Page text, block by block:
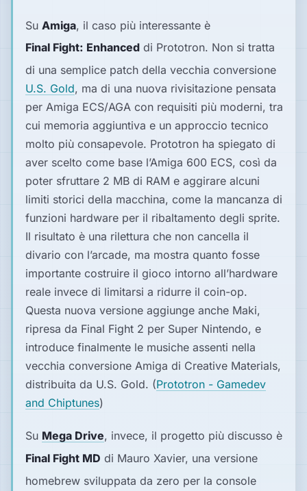
Su Amiga, il caso più interessante è
Final Fight: Enhanced di Prototron. Non si tratta
di una semplice patch della vecchia conversione
U.S. Gold, ma di una nuova rivisitazione pensata
per Amiga ECS/AGA con requisiti più moderni, tra
cui memoria aggiuntiva e un approccio tecnico
molto più consapevole. Prototron ha spiegato di
aver scelto come base l’Amiga 600 ECS, così da
poter sfruttare 2 MB di RAM e aggirare alcuni
limiti storici della macchina, come la mancanza di
funzioni hardware per il ribaltamento degli sprite.
Il risultato è una rilettura che non cancella il
divario con l’arcade, ma mostra quanto fosse
importante costruire il gioco intorno all’hardware
reale invece di limitarsi a ridurre il coin-op.
Questa nuova versione aggiunge anche Maki,
ripresa da Final Fight 2 per Super Nintendo, e
introduce finalmente le musiche assenti nella
vecchia conversione Amiga di Creative Materials,
distribuita da U.S. Gold. (Prototron - Gamedev
and Chiptunes⁠)
Su Mega Drive, invece, il progetto più discusso è
Final Fight MD di Mauro Xavier, una versione
homebrew sviluppata da zero per la console